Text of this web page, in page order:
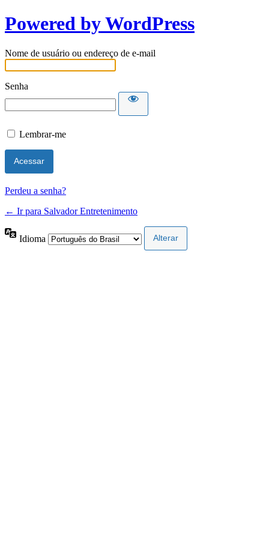
Powered by WordPress
Nome de usuário ou endereço de e-mail
Senha
Lembrar-me
Perdeu a senha?
← Ir para Salvador Entretenimento
Idioma